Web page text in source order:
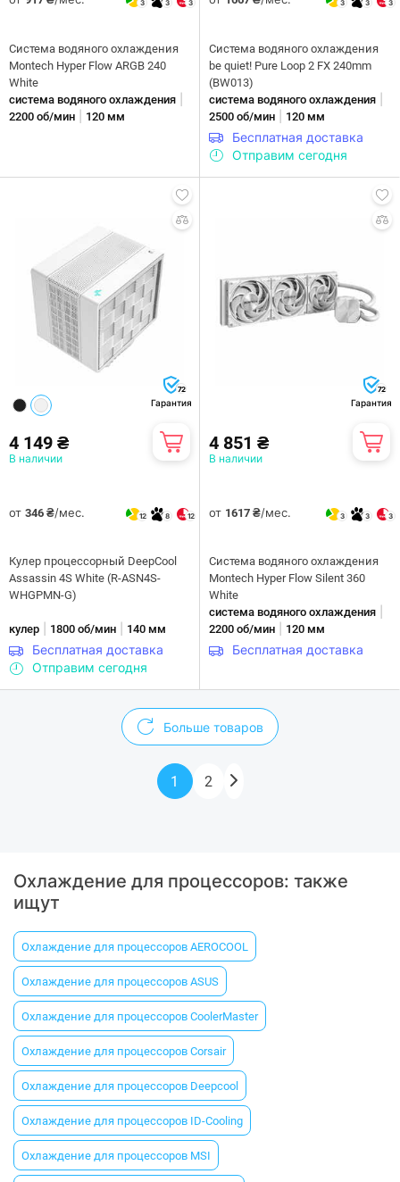
3 3 3
Система водяного охлаждения
Montech Hyper Flow ARGB 240
White
система водяного охлаждения
2200 об/мин 120 мм
3 3 3
Система водяного охлаждения
be quiet! Pure Loop 2 FX 240mm
(BW013)
система водяного охлаждения
2500 об/мин 120 мм
Бесплатная доставка
Отправим сегодня
72
Гарантия
4 149 ₴
В наличии
от 346 ₴/мес. 12 8 12
Кулер процессорный DeepCool
Assassin 4S White (R-ASN4S-
WHGPMN-G)
кулер 1800 об/мин 140 мм
Бесплатная доставка
Отправим сегодня
72
Гарантия
4 851 ₴
В наличии
от 1617 ₴/мес. 3 3 3
Система водяного охлаждения
Montech Hyper Flow Silent 360
White
система водяного охлаждения
2200 об/мин 120 мм
Бесплатная доставка
Больше товаров
1 2
Охлаждение для процессоров: также
ищут
Охлаждение для процессоров AEROCOOL
Охлаждение для процессоров ASUS
Охлаждение для процессоров CoolerMaster
Охлаждение для процессоров Corsair
Охлаждение для процессоров Deepcool
Охлаждение для процессоров ID-Cooling
Охлаждение для процессоров MSI